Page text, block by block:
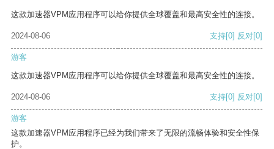
这款加速器VPM应用程序可以给你提供全球覆盖和最高安全性的连接。
2024-08-06 支持[0] 反对[0]
游客
这款加速器VPM应用程序可以给你提供全球覆盖和最高安全性的连接。
2024-08-06 支持[0] 反对[0]
游客
这款加速器VPM应用程序已经为我们带来了无限的流畅体验和安全性保
护。